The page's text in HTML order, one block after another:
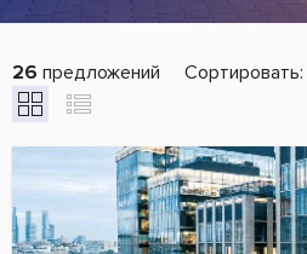
26 предложений Сортировать: